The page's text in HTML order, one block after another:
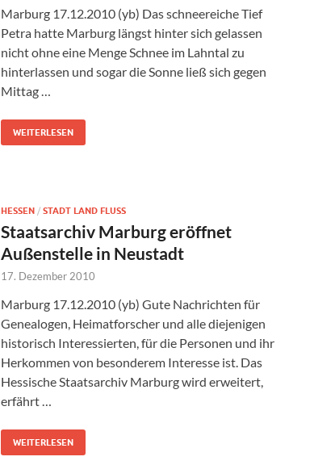
Marburg 17.12.2010 (yb) Das schneereiche Tief
Petra hatte Marburg längst hinter sich gelassen
nicht ohne eine Menge Schnee im Lahntal zu
hinterlassen und sogar die Sonne ließ sich gegen
Mittag …
WEITERLESEN
HESSEN / STADT LAND FLUSS
Staatsarchiv Marburg eröffnet
Außenstelle in Neustadt
17. Dezember 2010
Marburg 17.12.2010 (yb) Gute Nachrichten für
Genealogen, Heimatforscher und alle diejenigen
historisch Interessierten, für die Personen und ihr
Herkommen von besonderem Interesse ist. Das
Hessische Staatsarchiv Marburg wird erweitert,
erfährt …
WEITERLESEN